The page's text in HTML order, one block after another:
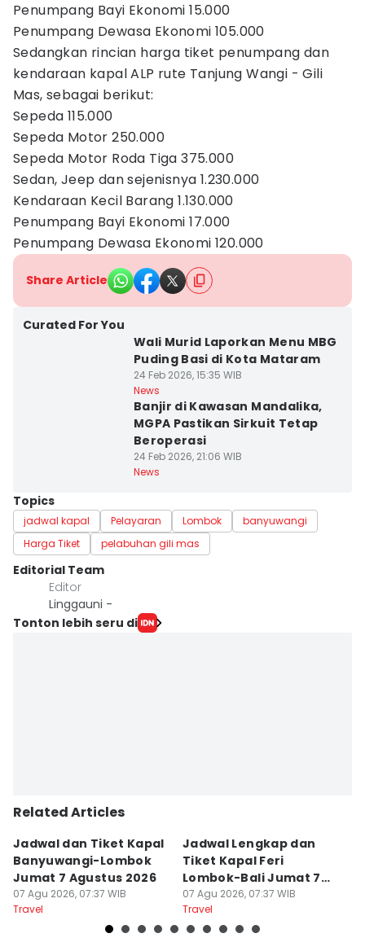
Penumpang Bayi Ekonomi 15.000
Penumpang Dewasa Ekonomi 105.000
Sedangkan rincian harga tiket penumpang dan
kendaraan kapal ALP rute Tanjung Wangi - Gili
Mas, sebagai berikut:
Sepeda 115.000
Sepeda Motor 250.000
Sepeda Motor Roda Tiga 375.000
Sedan, Jeep dan sejenisnya 1.230.000
Kendaraan Kecil Barang 1.130.000
Penumpang Bayi Ekonomi 17.000
Penumpang Dewasa Ekonomi 120.000
Share Article
Curated For You
Wali Murid Laporkan Menu MBG
Puding Basi di Kota Mataram
24 Feb 2026, 15:35 WIB
News
Banjir di Kawasan Mandalika,
MGPA Pastikan Sirkuit Tetap
Beroperasi
24 Feb 2026, 21:06 WIB
News
Topics
jadwal kapal Pelayaran Lombok
banyuwangi
Harga Tiket
pelabuhan gili mas
Editorial Team
Editor
Linggauni -
Tonton lebih seru di
Related Articles
Jadwal dan Tiket Kapal
Banyuwangi-Lombok
Jumat 7 Agustus 2026
07 Agu 2026, 07:37 WIB
Travel
Jadwal Lengkap dan
Tiket Kapal Feri
Lombok-Bali Jumat 7
Agustus 2026
07 Agu 2026, 07:37 WIB
Travel